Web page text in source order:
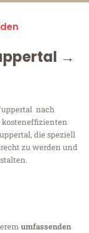
→
nach
kosteneffizienten
die speziell
zu werden und
umfassenden